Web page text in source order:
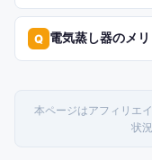
Q 電気蒸し器のメ
本ページはアフィリエ
状